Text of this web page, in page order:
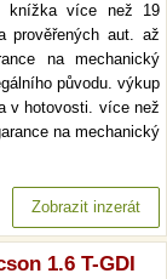
knížka více než 19
prověřených aut. až
na mechanický
původu. výkup
v hotovosti. více než
na mechanický
Zobrazit inzerát
1.6 T-GDI